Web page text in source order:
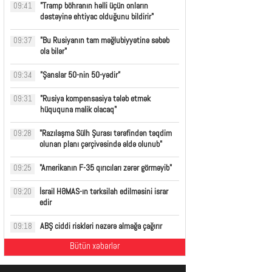
09:41
"Tramp böhranın həlli üçün onların
dəstəyinə ehtiyac olduğunu bildirir"
09:37
"Bu Rusiyanın tam məğlubiyyətinə səbəb
ola bilər"
09:34 "Şanslar 50-nin 50-yədir”
09:31
"Rusiya kompensasiya tələb etmək
hüququna malik olacaq"
09:28
"Razılaşma Sülh Şurası tərəfindən təqdim
olunan planı çərçivəsində əldə olunub"
09:25 "Amerikanın F-35 qırıcıları zərər görməyib"
09:20
İsrail HƏMAS-ın tərksilah edilməsini israr
edir
09:18 ABŞ ciddi riskləri nəzərə almağa çağırır
Bütün xəbərlər